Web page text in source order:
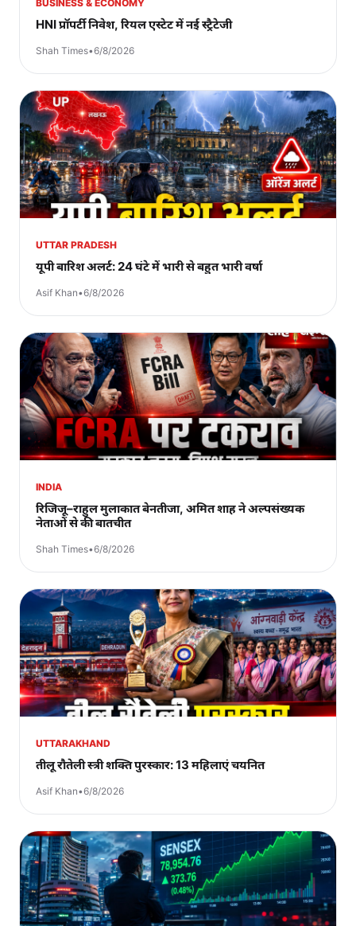
BUSINESS & ECONOMY
HNI प्रॉपर्टी निवेश, रियल एस्टेट में नई स्ट्रैटेजी
Shah Times•6/8/2026
UTTAR PRADESH
यूपी बारिश अलर्ट: 24 घंटे में भारी से बहुत भारी वर्षा
Asif Khan•6/8/2026
INDIA
रिजिजू–राहुल मुलाकात बेनतीजा, अमित शाह ने अल्पसंख्यक
नेताओं से की बातचीत
Shah Times•6/8/2026
UTTARAKHAND
तीलू रौतेली स्त्री शक्ति पुरस्कार: 13 महिलाएं चयनित
Asif Khan•6/8/2026